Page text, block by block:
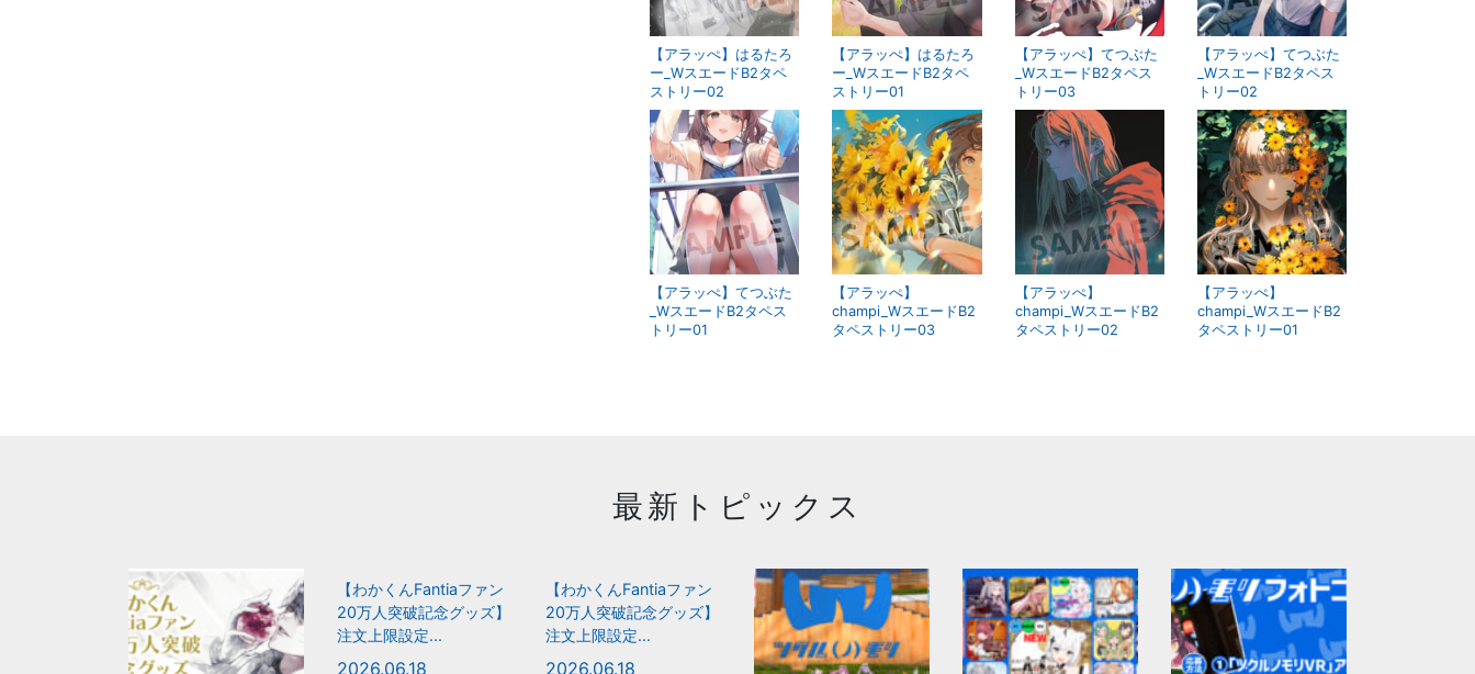
【アラッぺ】はるたろ
ー_WスエードB2タペ
ストリー02
【アラッぺ】はるたろ
ー_WスエードB2タペ
ストリー01
【アラッぺ】てつぶた
_WスエードB2タペス
トリー03
【アラッぺ】てつぶた
_WスエードB2タペス
トリー02
【アラッぺ】てつぶた
_WスエードB2タペス
トリー01
【アラッぺ】
champi_WスエードB2
タペストリー03
【アラッぺ】
champi_WスエードB2
タペストリー02
【アラッぺ】
champi_WスエードB2
タペストリー01
最新トピックス
【わかくんFantiaファン
20万人突破記念グッズ】
注文上限設定...
2026.06.18
【わかくんFantiaファン
20万人突破記念グッズ】
注文上限設定...
2026.06.18